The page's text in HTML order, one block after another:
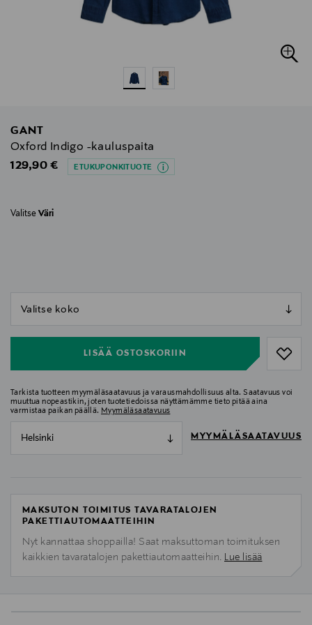
GANT
Oxford Indigo -kauluspaita
Original Price
129,90 € ETUKUPONKITUOTE
Valitse Väri
LISÄÄ OSTOSKORIIN
Tarkista tuotteen myymäläsaatavuus ja varausmahdollisuus alta. Saatavuus voi
muuttua nopeastikin, joten tuotetiedoissa näyttämämme tieto pitää aina
varmistaa paikan päällä. Myymäläsaatavuus
Helsinki MYYMÄLÄSAATAVUUS
MAKSUTON TOIMITUS TAVARATALOJEN
PAKETTIAUTOMAATTEIHIN
Nyt kannattaa shoppailla! Saat maksuttoman toimituksen
kaikkien tavaratalojen pakettiautomaatteihin. Lue lisää